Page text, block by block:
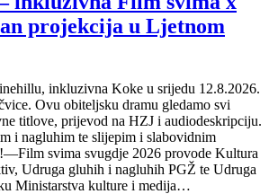
projekcija u Ljetnom
inkluzivna Koke u srijedu 12.8.2026.
Ovu obiteljsku dramu gledamo svi
titlove, prijevod na HZJ i audiodeskripciju.
i nagluhim te slijepim i slabovidnim
svima svugdje 2026 provode Kultura
Udruga gluhih i nagluhih PGŽ te Udruga
Ministarstva kulture i medija…